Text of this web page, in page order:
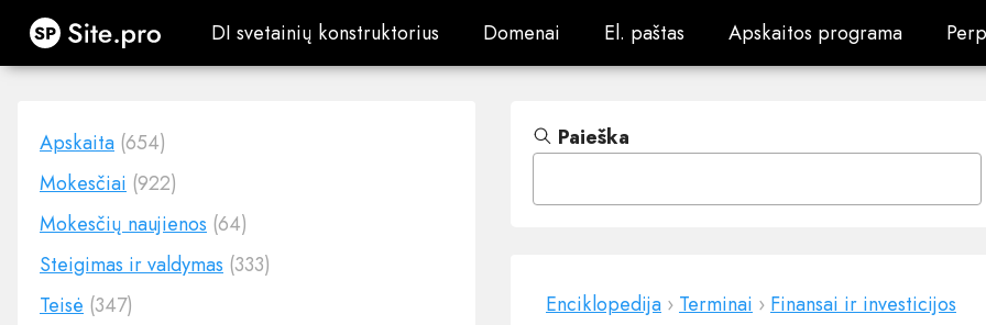
Site.pro DI svetainių konstruktorius
DI svetainių konstruktorius Domenai
Domenai El. paštas
El. paštas Apskaitos programa
Apskaitos programa
Apskaita (654)
Mokesčiai (922)
Mokesčių naujienos (64)
Steigimas ir valdymas (333)
Teisė (347)
Paieška
Enciklopedija › Terminai › Finansai ir investicijos